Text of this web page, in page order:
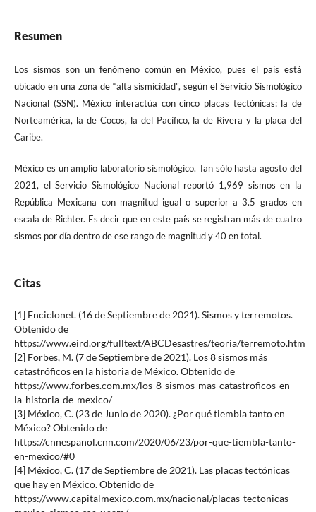
Resumen
Los sismos son un fenómeno común en México, pues el país está
ubicado en una zona de “alta sismicidad”, según el Servicio Sismológico
Nacional (SSN). México interactúa con cinco placas tectónicas: la de
Norteamérica, la de Cocos, la del Pacífico, la de Rivera y la placa del
Caribe.
México es un amplio laboratorio sismológico. Tan sólo hasta agosto del
2021, el Servicio Sismológico Nacional reportó 1,969 sismos en la
República Mexicana con magnitud igual o superior a 3.5 grados en
escala de Richter. Es decir que en este país se registran más de cuatro
sismos por día dentro de ese rango de magnitud y 40 en total.
Citas
[1] Enciclonet. (16 de Septiembre de 2021). Sismos y terremotos.
Obtenido de
https://www.eird.org/fulltext/ABCDesastres/teoria/terremoto.htm
[2] Forbes, M. (7 de Septiembre de 2021). Los 8 sismos más
catastróficos en la historia de México. Obtenido de
https://www.forbes.com.mx/los-8-sismos-mas-catastroficos-en-
la-historia-de-mexico/
[3] México, C. (23 de Junio de 2020). ¿Por qué tiembla tanto en
México? Obtenido de
https://cnnespanol.cnn.com/2020/06/23/por-que-tiembla-tanto-
en-mexico/#0
[4] México, C. (17 de Septiembre de 2021). Las placas tectónicas
que hay en México. Obtenido de
https://www.capitalmexico.com.mx/nacional/placas-tectonicas-